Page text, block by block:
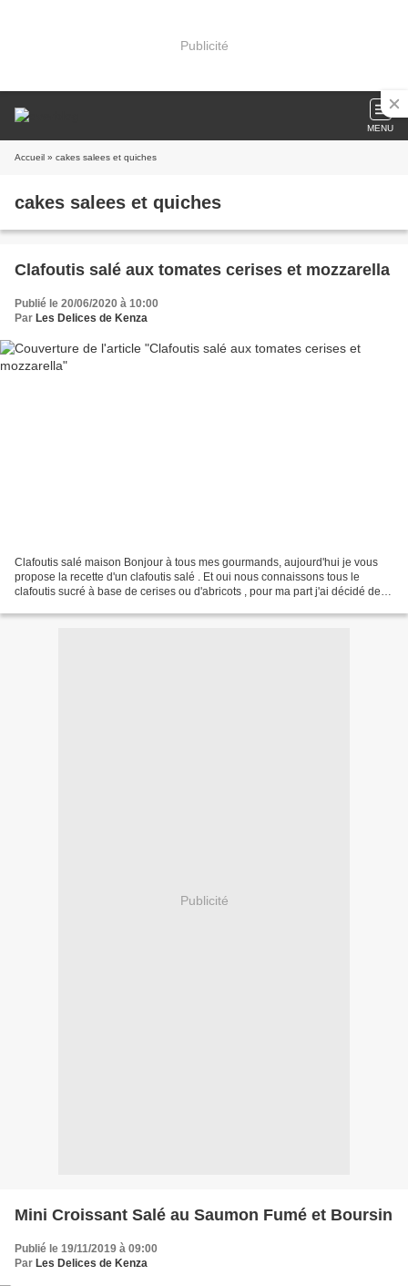
Publicité
MENU
Accueil » cakes salees et quiches
cakes salees et quiches
Clafoutis salé aux tomates cerises et mozzarella
Publié le 20/06/2020 à 10:00
Par Les Delices de Kenza
Clafoutis salé maison Bonjour à tous mes gourmands, aujourd'hui je vous
propose la recette d'un clafoutis salé . Et oui nous connaissons tous le
clafoutis sucré à base de cerises ou d'abricots , pour ma part j'ai décidé de
Publicité
Mini Croissant Salé au Saumon Fumé et Boursin
Publié le 19/11/2019 à 09:00
Par Les Delices de Kenza